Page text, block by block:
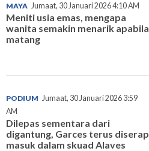
MAYA Jumaat, 30 Januari 2026 4:10 AM
Meniti usia emas, mengapa
wanita semakin menarik apabila
matang
PODIUM Jumaat, 30 Januari 2026 3:59
AM
Dilepas sementara dari
digantung, Garces terus diserap
masuk dalam skuad Alaves